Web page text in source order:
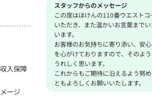
入保障
ージ
スタッフからのメッセージ
この度はほけんの110番ウエスト
いただき、また温かいお言葉まで
います。
お客様のお気持ちに寄り添い、安
を心がけておりますので、そのよ
うれしく思います。
これからもご期待に沿えるよう努
ともよろしくお願いいたします。